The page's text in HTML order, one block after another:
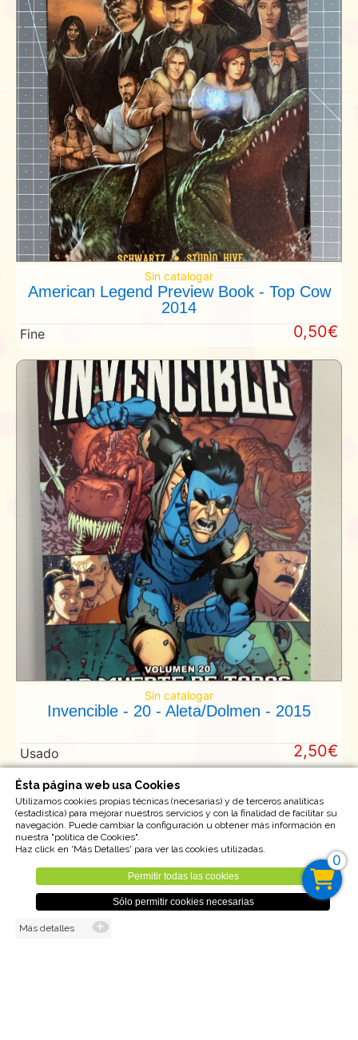
Sin catalogar
American Legend Preview Book - Top Cow
2014
Fine 0,50€
Sin catalogar
Invencible - 20 - Aleta/Dolmen - 2015
Usado 2,50€
Volver
Aviso Legal Cookies Sitemap
0
Ésta página web usa Cookies
Utilizamos cookies propias técnicas (necesarias) y de terceros analíticas
(estadística) para mejorar nuestros servicios y con la finalidad de facilitar su
navegación. Puede cambiar la configuración u obtener más información en
nuestra "política de Cookies".
Haz click en 'Más Detalles' para ver las cookies utilizadas.
Permitir todas las cookies
Sólo permitir cookies necesarias
Más detalles